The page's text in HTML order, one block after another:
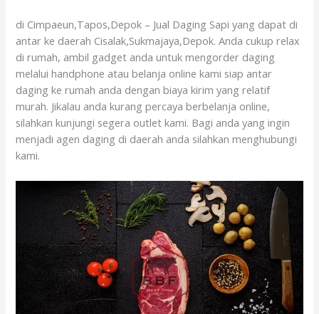
di Cimpaeun,Tapos,Depok – Jual Daging Sapi yang dapat di
antar ke daerah Cisalak,Sukmajaya,Depok. Anda cukup relax
di rumah, ambil gadget anda untuk mengorder daging
melalui handphone atau belanja online kami siap antar
daging ke rumah anda dengan biaya kirim yang relatif
murah. Jikalau anda kurang percaya berbelanja online,
silahkan kunjungi segera outlet kami. Bagi anda yang ingin
menjadi agen daging di daerah anda silahkan menghubungi
kami.